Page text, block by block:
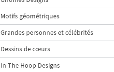
Motifs géométriques
Grandes personnes et célébrités
Dessins de cœurs
In The Hoop Designs